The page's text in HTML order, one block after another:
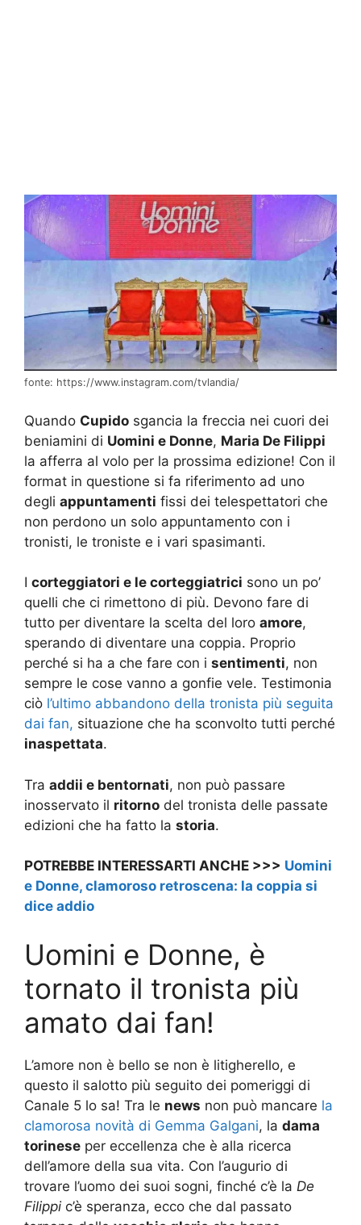
fonte: https://www.instagram.com/tvlandia/
Quando Cupido sgancia la freccia nei cuori dei
beniamini di Uomini e Donne, Maria De Filippi
la afferra al volo per la prossima edizione! Con il
format in questione si fa riferimento ad uno
degli appuntamenti fissi dei telespettatori che
non perdono un solo appuntamento con i
tronisti, le troniste e i vari spasimanti.
I corteggiatori e le corteggiatrici sono un po’
quelli che ci rimettono di più. Devono fare di
tutto per diventare la scelta del loro amore,
sperando di diventare una coppia. Proprio
perché si ha a che fare con i sentimenti, non
sempre le cose vanno a gonfie vele. Testimonia
ciò l’ultimo abbandono della tronista più seguita
dai fan, situazione che ha sconvolto tutti perché
inaspettata.
Tra addii e bentornati, non può passare
inosservato il ritorno del tronista delle passate
edizioni che ha fatto la storia.
POTREBBE INTERESSARTI ANCHE >>> Uomini
e Donne, clamoroso retroscena: la coppia si
dice addio
Uomini e Donne, è
tornato il tronista più
amato dai fan!
L’amore non è bello se non è litigherello, e
questo il salotto più seguito dei pomeriggi di
Canale 5 lo sa! Tra le news non può mancare la
clamorosa novità di Gemma Galgani, la dama
torinese per eccellenza che è alla ricerca
dell’amore della sua vita. Con l’augurio di
trovare l’uomo dei suoi sogni, finché c’è la De
Filippi c’è speranza, ecco che dal passato